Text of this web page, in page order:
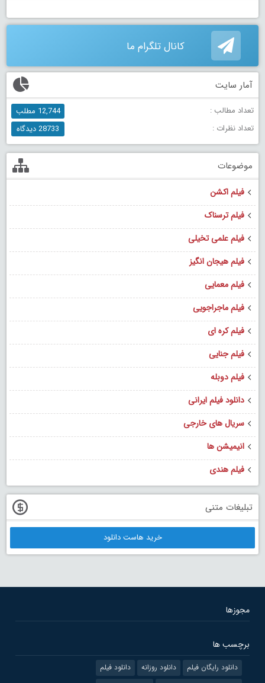
کانال تلگرام ما
آمار سایت
تعداد مطالب :
12,744 مطلب
تعداد نظرات :
28733 دیدگاه
موضوعات
فیلم اکشن
فیلم ترسناک
فیلم علمی تخیلی
فیلم هیجان انگیز
فیلم معمایی
فیلم ماجراجویی
فیلم کره ای
فیلم جنایی
فیلم دوبله
دانلود فیلم ایرانی
سریال های خارجی
انیمیشن ها
فیلم هندی
تبلیغات متنی
خرید هاست دانلود
مجوزها
برچسب ها
دانلود رایگان فیلم دانلود روزانه
دانلود فیلم